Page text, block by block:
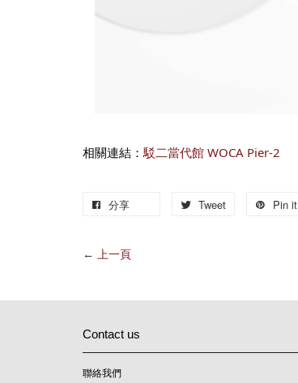
相關連結：駁二當代館 WOCA Pier-2
分享 Tweet Pin it
← 上一頁
Contact us
聯絡我們